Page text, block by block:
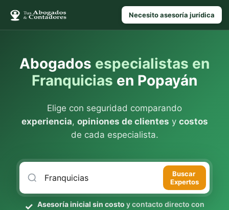
Necesito asesoría jurídica
Abogados especialistas en
Franquicias en Popayán
Elige con seguridad comparando
experiencia, opiniones de clientes y costos
de cada especialista.
Buscar
Expertos
Asesoría inicial sin costo y contacto directo con